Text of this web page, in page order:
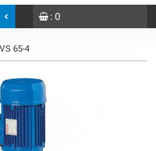
: 0
65-4